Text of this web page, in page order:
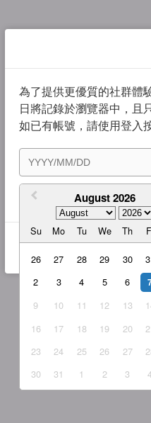
為了提供更優質的社群體
日將記錄於瀏覽器中，且
如已有帳號，請使用登入按
August 2026
Su Mo Tu We Th
26 27 28 29 30
2
3 4 5 6
9
10 11 12 13
16
17 18 19 20
23
24 25 26 27
30
31 1 2 3
我同意 服務條款與隱私權